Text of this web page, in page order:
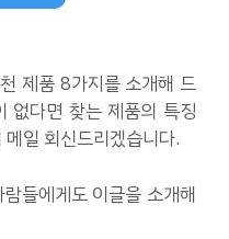
제품 8가지를 소개해 드
없다면 찾는 제품의 특징
일 회신드리겠습니다.
들에게도 이글을 소개해